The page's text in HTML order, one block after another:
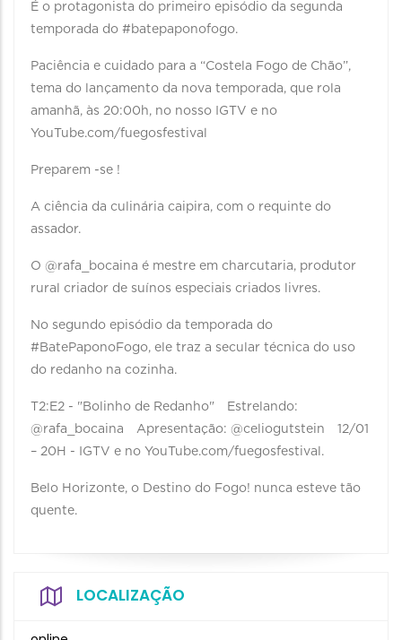
É o protagonista do primeiro episódio da segunda
temporada do #batepaponofogo.⠀ ⠀
Paciência e cuidado para a “Costela Fogo de Chão”,
tema do lançamento da nova temporada, que rola
amanhã, às 20:00h, no nosso IGTV e no
YouTube.com/fuegosfestival⠀ ⠀
Preparem -se !⠀
A ciência da culinária caipira, com o requinte do
assador.
O @rafa_bocaina é mestre em charcutaria, produtor
rural criador de suínos especiais criados livres.
No segundo episódio da temporada do
#BatePaponoFogo, ele traz a secular técnica do uso
do redanho na cozinha.⠀ ⠀
T2:E2 - "Bolinho de Redanho"⠀ Estrelando:
@rafa_bocaina⠀ Apresentação: @celiogutstein⠀ 12/01
– 20H - IGTV e no YouTube.com/fuegosfestival.⠀ ⠀
Belo Horizonte, o Destino do Fogo! nunca esteve tão
quente.⠀ ⠀
LOCALIZAÇÃO